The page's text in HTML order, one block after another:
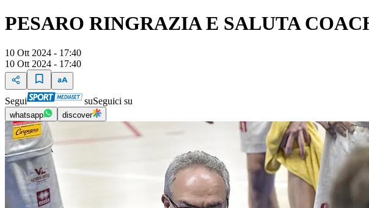
PESARO RINGRAZIA E SALUTA
10 Ott 2024 - 17:40
10 Ott 2024 - 17:40
Segui suSeguici su
whatsapp discover